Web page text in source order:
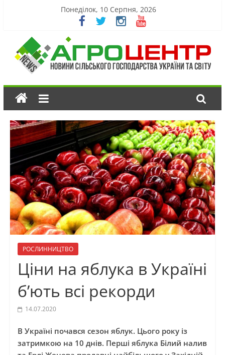
Понеділок, 10 Серпня, 2026
РОСЛИННИЦТВО
Ціни на яблука в Україні
б’ють всі рекорди
14.07.2020
В Україні почався сезон яблук. Цього року із
затримкою на 10 днів. Перші яблука Білий налив